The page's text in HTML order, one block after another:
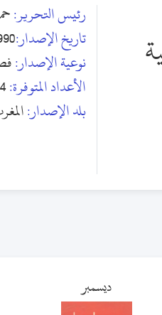
رئيس التحرير:
تاريخ الإصدار:
نوعية الإصدار:
الأعداد المتوفرة:4
بلد الإصدار:
ديسمبر